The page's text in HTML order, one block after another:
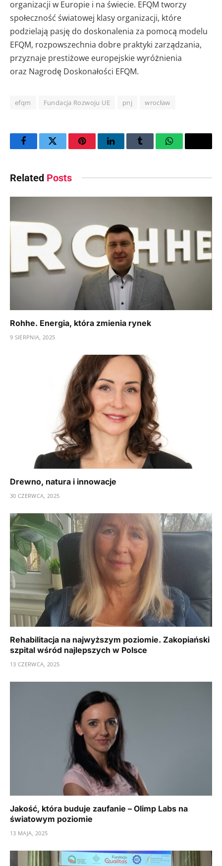
organizacji w Europie i na świecie. EFQM tworzy
społeczność światowej klasy organizacji, które
podzielają pasję do doskonalenia za pomocą modelu
EFQM, rozpowszechnia dobre praktyki zarządzania,
przyznaje prestiżowe europejskie wyróżnienia
oraz Nagrodę Doskonałości EFQM.
efqm Fundacja Rozwoju UE pnj wrocław
FacebookTwitter PinterestLinkedInTumblr WhatsAppEmail
Related Posts
Rohhe. Energia, która zmienia rynek
9 SIERPNIA, 2025
Drewno, natura i innowacje
30 CZERWCA, 2025
Rehabilitacja na najwyższym poziomie. Zakopiański
szpital wśród najlepszych w Polsce
13 CZERWCA, 2025
Jakość, która buduje zaufanie – Olimp Labs na
światowym poziomie
13 MAJA, 2025